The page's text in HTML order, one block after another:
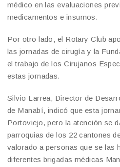
médico en las evaluaciones
medicamentos e insumos.
Por otro lado, el Rotary Club
las jornadas de cirugía y la
el trabajo de los Cirujanos
estas jornadas.
Silvio Larrea, Director de
de Manabí, indicó que esta
Portoviejo, pero la atención se
parroquias de los 22 cantones
valorado a personas que se las
diferentes brigadas médicas